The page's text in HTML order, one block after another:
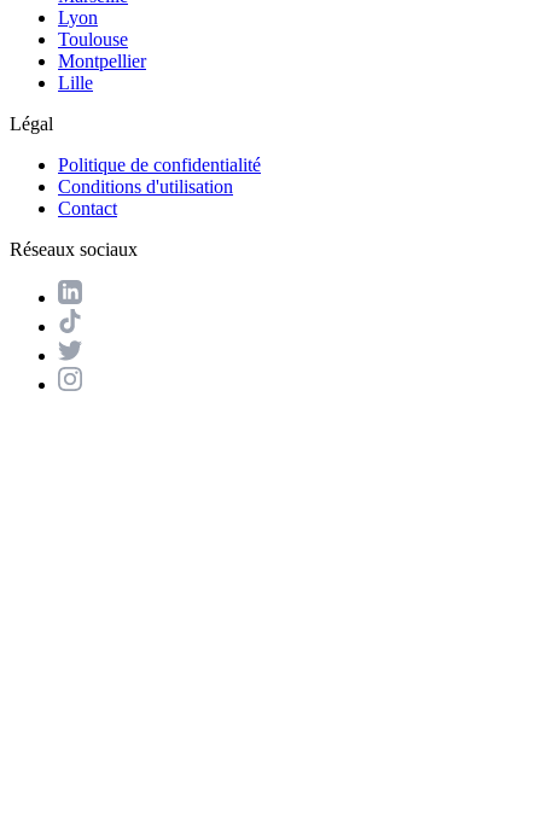
Lyon
Toulouse
Montpellier
Lille
Légal
Politique de confidentialité
Conditions d'utilisation
Contact
Réseaux sociaux